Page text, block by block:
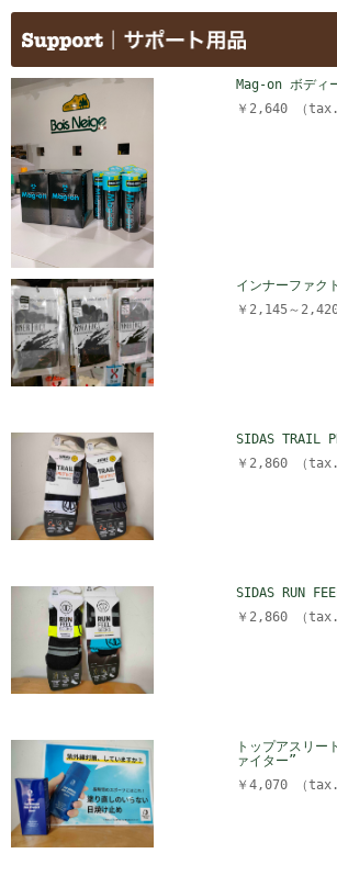
Mag-on ボディ
￥2,640 （
インナーファ
￥2,145～
SIDAS TRAIL
￥2,860 （
SIDAS RUN
￥2,860 （
トップアスリー
ァイター”
￥4,070 （